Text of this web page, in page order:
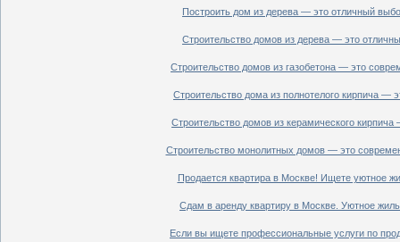
Построить дом из дерева — это отличный
Строительство домов из дерева — это
Строительство домов из газобетона — это
Строительство дома из полнотелого кирпича —
Строительство домов из керамического
Строительство монолитных домов — это
Продается квартира в Москве! Ищете уютное
Сдам в аренду квартиру в Москве. Уютное
Если вы ищете профессиональные услуги по